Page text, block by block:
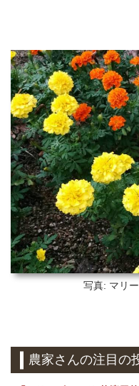
写真: マリ
農家さんの注目の